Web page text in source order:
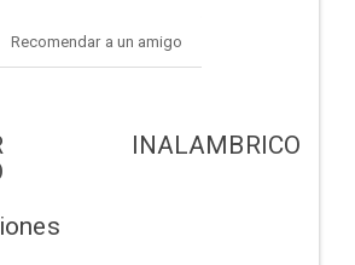
Recomendar a un amigo
INALAMBRICO